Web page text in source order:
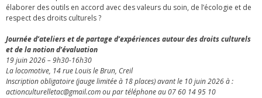
élaborer des outils en accord avec des valeurs du soin, de l’écologie et de
respect des droits culturels ?
Journée d’ateliers et de partage d’expériences autour des droits culturels
et de la notion d’évaluation
19 juin 2026 – 9h30-16h30
La locomotive, 14 rue Louis le Brun, Creil
Inscription obligatoire (jauge limitée à 18 places) avant le 10 juin 2026 à :
actionculturelletac@gmail.com ou par téléphone au 07 60 14 95 10